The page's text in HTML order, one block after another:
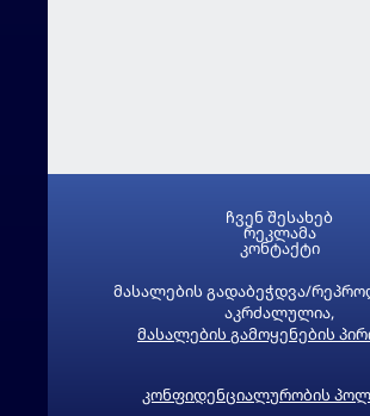
მასალების გადაბეჭდვა/
აკრძალულია,
მასალების გამოყენების
კონფიდენციალურობის
ჩვენ შესახებ
რეკლამა
კონტაქტი